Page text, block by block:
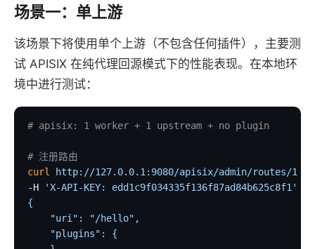
场景一：单上游
该场景下将使用单个上游（不包含任何插件），主要测
试 APISIX 在纯代理回源模式下的性能表现。在本地环
境中进行测试：
# apisix: 1 worker + 1 upstream + no plugin
# 注册路由
curl http://127.0.0.1:9080/apisix/admin/routes/1
-H
'X-API-KEY: edd1c9f034335f136f87ad84b625c8f1'
{
    "uri": "/hello",
    "plugins": {